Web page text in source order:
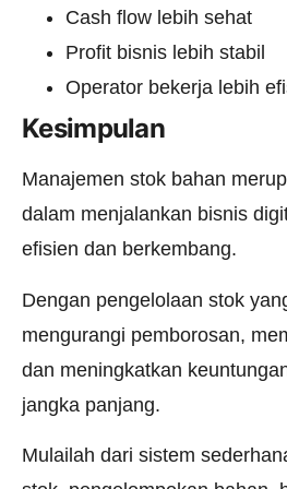
Cash flow lebih sehat
Profit bisnis lebih stabil
Operator bekerja lebih
Kesimpulan
Manajemen stok bahan
dalam menjalankan bisnis
efisien dan berkembang.
Dengan pengelolaan stok
mengurangi pemborosan,
dan meningkatkan
jangka panjang.
Mulailah dari sistem